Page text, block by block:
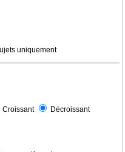
uniquement
Croissant Décroissant